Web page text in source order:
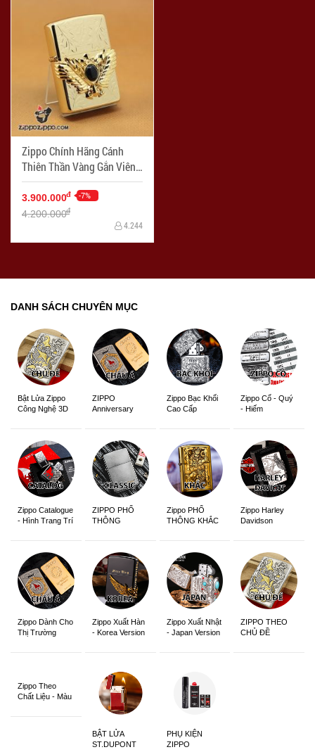
Zippo Chính Hãng Cánh
Thiên Thần Vàng Gắn Viên
Ngọc - Mã SP: ZPC1029
3.900.000đ -7%
4.200.000đ
4.244
DANH SÁCH CHUYÊN MỤC
Bật Lửa Zippo
Công Nghệ 3D
ZIPPO
Anniversary
Zippo Bạc Khối
Cao Cấp
Zippo Cổ - Quý
- Hiếm
Zippo Catalogue
- Hình Trang Trí
ZIPPO PHỔ
THÔNG
Zippo PHỔ
THÔNG KHẮC
Zippo Harley
Davidson
Zippo Dành Cho
Thị Trường
Zippo Xuất Hàn
- Korea Version
Zippo Xuất Nhật
- Japan Version
ZIPPO THEO
CHỦ ĐỀ
Zippo Theo
Chất Liệu - Màu
BẬT LỬA
ST.DUPONT
PHỤ KIỆN
ZIPPO